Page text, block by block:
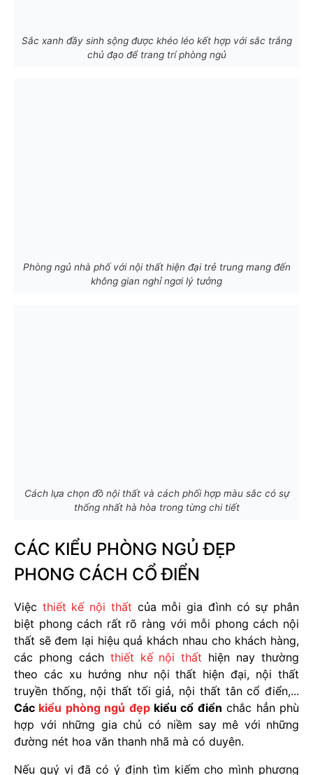
Sắc xanh đầy sinh sộng được khéo léo kết hợp với sắc trắng
chủ đạo để trang trí phòng ngủ
Phòng ngủ nhà phố với nội thất hiện đại trẻ trung mang đến
không gian nghỉ ngơi lý tưởng
Cách lựa chọn đồ nội thất và cách phối hợp màu sắc có sự
thống nhất hà hòa trong từng chi tiết
CÁC KIỂU PHÒNG NGỦ ĐẸP
PHONG CÁCH CỔ ĐIỂN
Việc thiết kế nội thất của mỗi gia đình có sự phân
biệt phong cách rất rõ ràng với mỗi phong cách nội
thất sẽ đem lại hiệu quả khách nhau cho khách hàng,
các phong cách thiết kế nội thất hiện nay thường
theo các xu hướng như nội thất hiện đại, nội thất
truyền thống, nội thất tối giả, nội thất tân cổ điển,...
Các kiểu phòng ngủ đẹpkiểu cổ điển chắc hẳn phù
hợp với những gia chủ có niềm say mê với những
đường nét hoa văn thanh nhã mà có duyên.
Nếu quý vị đã có ý định tìm kiếm cho mình phương